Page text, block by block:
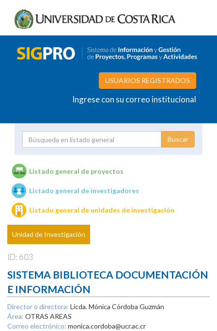
USUARIOS REGISTRADOS
Ingrese con su correo institucional
Unidades de investigación
Listado general de proyectos
Listado general de investigadores
Listado general de unidades de investigación
Unidad de Investigación
ID: 603
SISTEMA BIBLIOTECA DOCUMENTACIÓN
E INFORMACIÓN
Director o directora: Licda. Mónica Córdoba Guzmán
Área: OTRAS AREAS
Correo electrónico: monica.cordoba@ucr.ac.cr